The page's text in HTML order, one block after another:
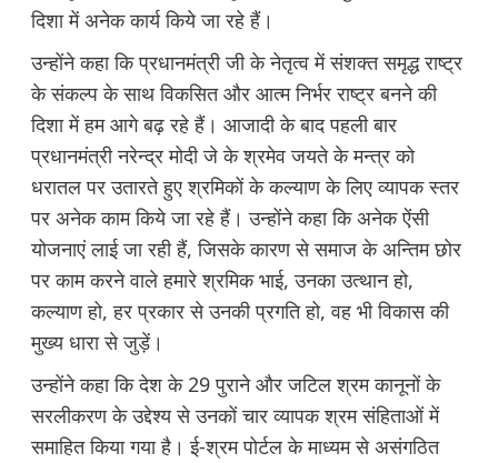
दिशा में अनेक कार्य किये जा रहे हैं।
उन्होंने कहा कि प्रधानमंत्री जी के नेतृत्व में संशक्त समृद्ध राष्ट्र
के संकल्प के साथ विकसित और आत्म निर्भर राष्ट्र बनने की
दिशा में हम आगे बढ़ रहे हैं। आजादी के बाद पहली बार
प्रधानमंत्री नरेन्द्र मोदी जे के श्रमेव जयते के मन्त्र को
धरातल पर उतारते हुए श्रमिकों के कल्याण के लिए व्यापक स्तर
पर अनेक काम किये जा रहे हैं। उन्होंने कहा कि अनेक ऐंसी
योजनाएं लाई जा रही हैं, जिसके कारण से समाज के अन्तिम छोर
पर काम करने वाले हमारे श्रमिक भाई, उनका उत्थान हो,
कल्याण हो, हर प्रकार से उनकी प्रगति हो, वह भी विकास की
मुख्य धारा से जुड़ें।
उन्होंने कहा कि देश के 29 पुराने और जटिल श्रम कानूनों के
सरलीकरण के उद्देश्य से उनकों चार व्यापक श्रम संहिताओं में
समाहित किया गया है। ई-श्रम पोर्टल के माध्यम से असंगठित